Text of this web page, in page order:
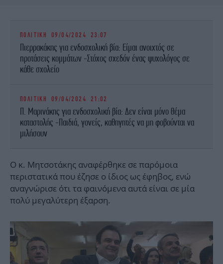
ΠΟΛΙΤΙΚΗ 09/04/2024 23:07
Πιερρακάκης για ενδοσχολική βία: Είμαι ανοιχτός σε
προτάσεις κομμάτων -Στόχος σχεδόν ένας ψυχολόγος σε
κάθε σχολείο
ΠΟΛΙΤΙΚΗ 09/04/2024 21:02
Π. Μαρινάκης για ενδοσχολική βία: Δεν είναι μόνο θέμα
καταστολής -Παιδιά, γονείς, καθηγητές να μη φοβούνται να
μιλήσουν
Ο κ. Μητσοτάκης αναφέρθηκε σε παρόμοια
περιστατικά που έζησε ο ίδιος ως έφηβος, ενώ
αναγνώρισε ότι τα φαινόμενα αυτά είναι σε μία
πολύ μεγαλύτερη έξαρση.